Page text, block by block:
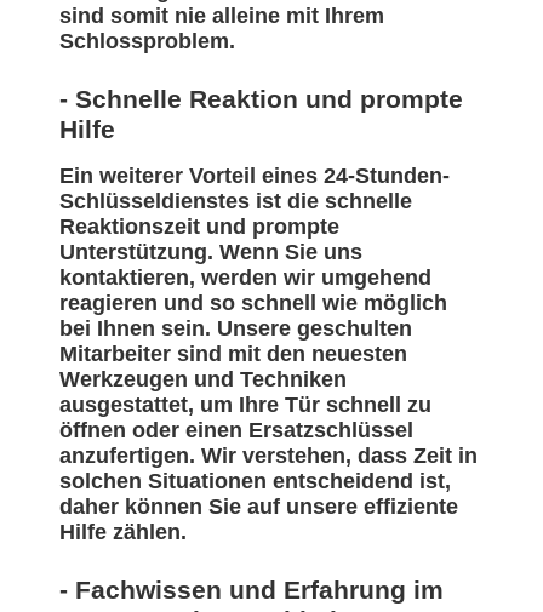
sind somit nie alleine mit Ihrem
Schlossproblem.
- Schnelle Reaktion und prompte
Hilfe
Ein weiterer Vorteil eines 24-Stunden-
Schlüsseldienstes ist die schnelle
Reaktionszeit und prompte
Unterstützung. Wenn Sie uns
kontaktieren, werden wir umgehend
reagieren und so schnell wie möglich
bei Ihnen sein. Unsere geschulten
Mitarbeiter sind mit den neuesten
Werkzeugen und Techniken
ausgestattet, um Ihre Tür schnell zu
öffnen oder einen Ersatzschlüssel
anzufertigen. Wir verstehen, dass Zeit in
solchen Situationen entscheidend ist,
daher können Sie auf unsere effiziente
Hilfe zählen.
- Fachwissen und Erfahrung im